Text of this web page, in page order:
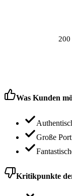
200
Was Kunden
Große
Kritikpunkte